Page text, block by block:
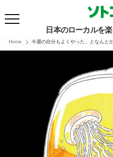
日本のローカルを
Home 今週の自分もよくやった、となんと